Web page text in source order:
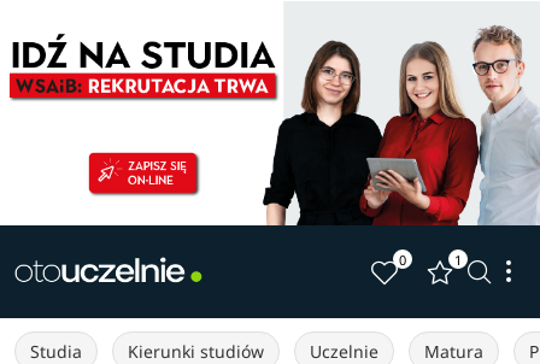
0 1
Studia Kierunki studiów Uczelnie Matura